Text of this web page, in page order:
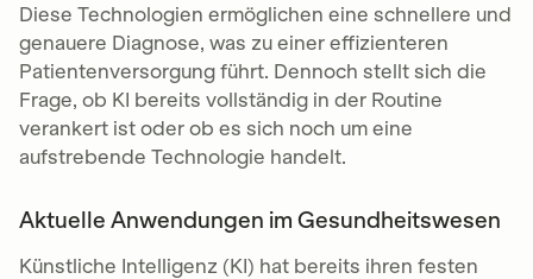
Diese Technologien ermöglichen eine schnellere und
genauere Diagnose, was zu einer effizienteren
Patientenversorgung führt. Dennoch stellt sich die
Frage, ob KI bereits vollständig in der Routine
verankert ist oder ob es sich noch um eine
aufstrebende Technologie handelt.
Aktuelle Anwendungen im Gesundheitswesen
Künstliche Intelligenz (KI) hat bereits ihren festen